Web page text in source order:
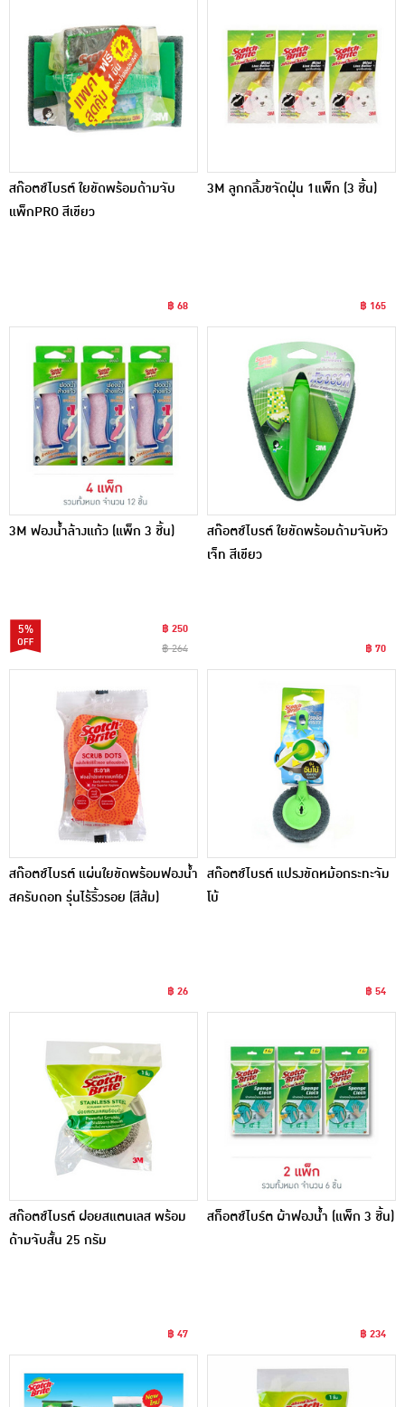
สก๊อตช์ไบรต์ ใยขัดพร้อมด้ามจับ
แพ็กPRO สีเขียว
฿ 68
3M ลูกกลิ้งขจัดฝุ่น 1แพ็ก (3 ชิ้น)
฿ 165
3M ฟองน้ำล้างแก้ว (แพ็ก 3 ชิ้น)
5%
฿ 250
฿ 264
สก๊อตช์ไบรต์ ใยขัดพร้อมด้ามจับหัว
เจ็ท สีเขียว
฿ 70
สก๊อตช์ไบรต์ แผ่นใยขัดพร้อมฟองน้ำ
สครับดอท รุ่นไร้ริ้วรอย (สีส้ม)
฿ 26
สก๊อตช์ไบรต์ แปรงขัดหม้อกระทะจัม
โบ้
฿ 54
สก๊อตช์ไบรต์ ฝอยสแตนเลส พร้อม
ด้ามจับสั้น 25 กรัม
฿ 47
สก็อตช์ไบร์ต ผ้าฟองน้ำ (แพ็ก 3 ชิ้น)
฿ 234